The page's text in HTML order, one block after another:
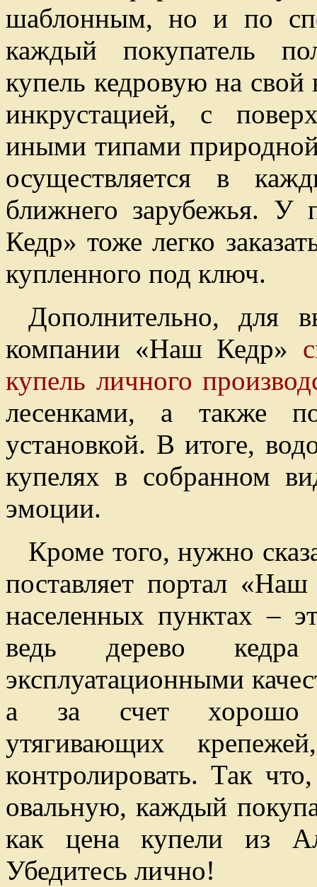
шаблонным, но и по
каждый покупатель
купель кедровую на
инкрустацией, с
иными типами природной
осуществляется в
ближнего зарубежья. У
Кедр» тоже легко
купленного под ключ.
Дополнительно, для
компании «Наш Кедр»
купель личного
лесенками, а также
установкой. В итоге,
купелях в собранном
эмоции.
Кроме того, нужно
поставляет портал
населенных пунктах –
ведь дерево кедра
эксплуатационными
а за счет хорошо
утягивающих
контролировать. Так
овальную, каждый
как цена купели из
Убедитесь лично!